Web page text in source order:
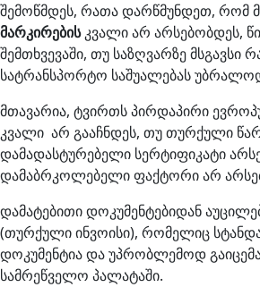
შემოწმდეს, რათა დარწმუნდეთ, რომ
მარკირებისკვალი არ არსებობდეს,
შემთხვევაში, თუ საზღვარზე მსგავსი
სატრანსპორტო საშუალებას
მთავარია, ტვირთს პირდაპირი
კვალი არ გააჩნდეს, თუ თურქული
დამადასტურებელი სერტიფიკატი
დამაბრკოლებელი ფაქტორი არ
დამატებითი დოკუმენტებიდან
(თურქული ინვოისი), რომელიც
დოკუმენტია და უპრობლემოდ
სამრეწველო პალატაში.